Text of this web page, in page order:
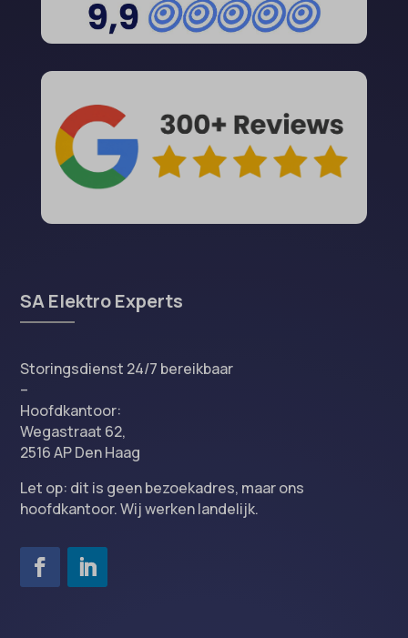
SA Elektro Experts
Storingsdienst 24/7 bereikbaar
–
Hoofdkantoor:
Wegastraat 62,
2516 AP Den Haag
Let op: dit is geen bezoekadres, maar ons
hoofdkantoor. Wij werken landelijk.